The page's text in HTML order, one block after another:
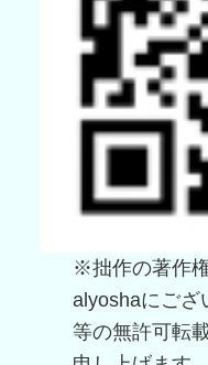
※拙作の著作
alyoshaにござ
等の無許可転